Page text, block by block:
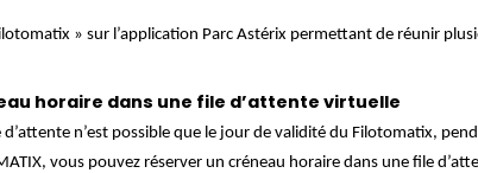
» sur l’application Parc Astérix permettant de réunir
horaire dans une file d’attente virtuelle
n’est possible que le jour de validité du Filotomatix,
vous pouvez réserver un créneau horaire dans une file